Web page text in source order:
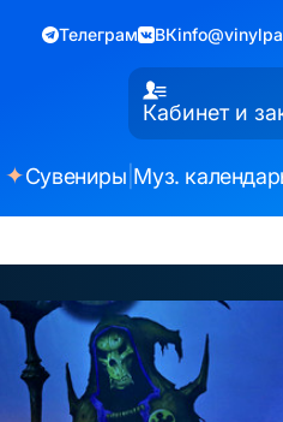
Телеграм ВК
Кабинет и
✦Сувениры Муз.